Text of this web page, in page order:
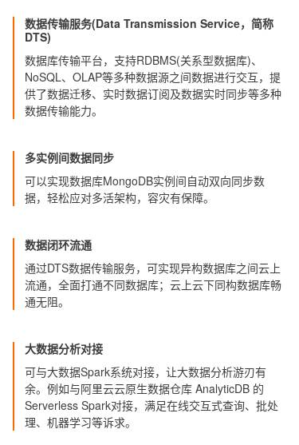
数据传输服务(Data Transmission Service，简称
DTS)
数据库传输平台，支持RDBMS(关系型数据库)、
NoSQL、OLAP等多种数据源之间数据进行交互，提
供了数据迁移、实时数据订阅及数据实时同步等多种
数据传输能力。
多实例间数据同步
可以实现数据库MongoDB实例间自动双向同步数
据，轻松应对多活架构，容灾有保障。
数据闭环流通
通过DTS数据传输服务，可实现异构数据库之间云上
流通，全面打通不同数据库；云上云下同构数据库畅
通无阻。
大数据分析对接
可与大数据Spark系统对接，让大数据分析游刃有
余。例如与阿里云云原生数据仓库 AnalyticDB 的
Serverless Spark对接，满足在线交互式查询、批处
理、机器学习等诉求。